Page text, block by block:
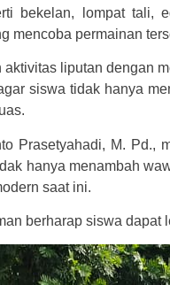
bekelan, lompat
mencoba permainan
liputan dengan
siswa tidak hanya
Prasetyahadi, M. Pd.,
hanya menambah
saat ini.
berharap siswa